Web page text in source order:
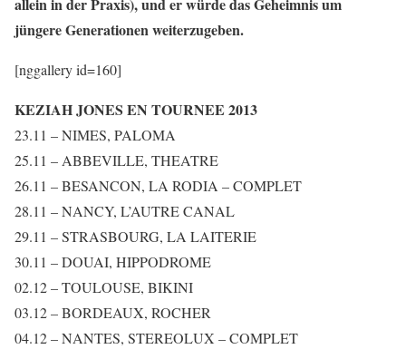
allein in der Praxis), und er würde das Geheimnis um
jüngere Generationen weiterzugeben.
[nggallery id=160]
KEZIAH JONES EN TOURNEE 2013
23.11 – NIMES, PALOMA
25.11 – ABBEVILLE, THEATRE
26.11 – BESANCON, LA RODIA – COMPLET
28.11 – NANCY, L’AUTRE CANAL
29.11 – STRASBOURG, LA LAITERIE
30.11 – DOUAI, HIPPODROME
02.12 – TOULOUSE, BIKINI
03.12 – BORDEAUX, ROCHER
04.12 – NANTES, STEREOLUX – COMPLET